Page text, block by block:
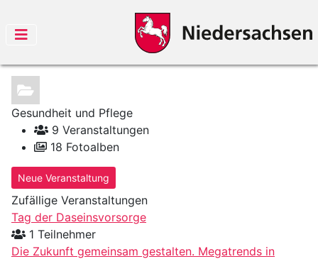
Gesundheit und Pflege
9 Veranstaltungen
18 Fotoalben
Neue Veranstaltung
Zufällige Veranstaltungen
Tag der Daseinsvorsorge
1 Teilnehmer
Die Zukunft gemeinsam gestalten. Megatrends in